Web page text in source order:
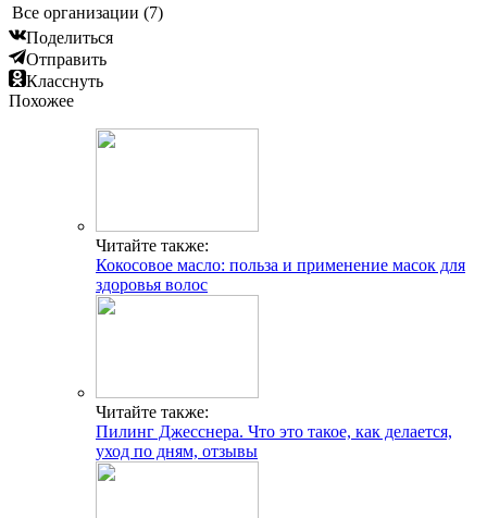
Все организации (7)
Поделиться
Отправить
Класснуть
Похожее
Читайте также:
Кокосовое масло: польза и применение масок для
здоровья волос
Читайте также:
Пилинг Джесснера. Что это такое, как делается,
уход по дням, отзывы